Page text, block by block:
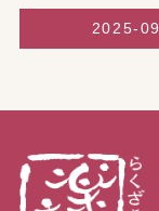
2025-09